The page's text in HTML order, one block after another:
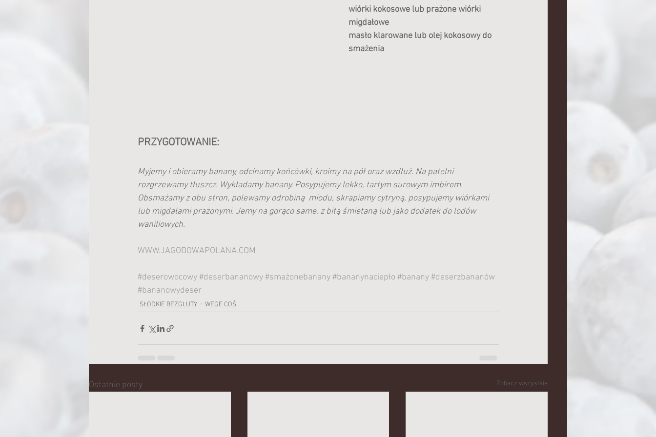
wiórki kokosowe lub prażone wiórki
migdałowe
masło klarowane lub olej kokosowy do
smażenia
PRZYGOTOWANIE:
Myjemy i obieramy banany, odcinamy końcówki, kroimy na pół oraz wzdłuż. Na patelni
rozgrzewamy tłuszcz. Wykładamy banany. Posypujemy lekko, tartym surowym imbirem.
Obsmażamy z obu stron, polewamy odrobiną  miodu, skrapiamy cytryną, posypujemy wiórkami
lub migdałami prażonymi. Jemy na gorąco same, z bitą śmietaną lub jako dodatek do lodów
waniliowych.
WWW.JAGODOWAPOLANA.COM
#deserowocowy#deserbananowy#smażonebanany#bananynaciepło #banany#deserzbananów
#bananowydeser
SŁODKIE BEZGLUTY WEGE COŚ
Ostatnie posty Zobacz wszystkie